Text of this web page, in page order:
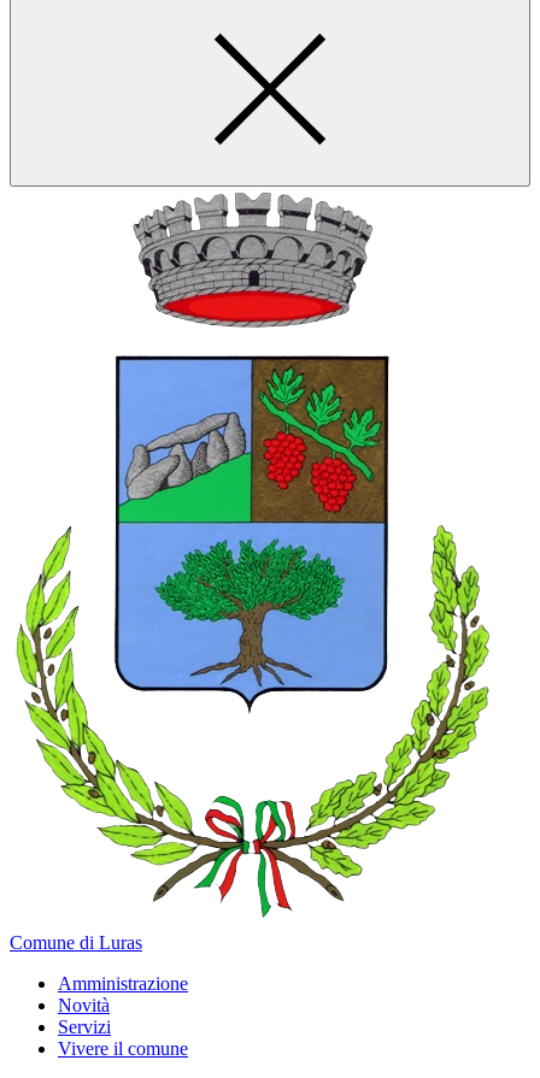
Comune di Luras
Amministrazione
Novità
Servizi
Vivere il comune